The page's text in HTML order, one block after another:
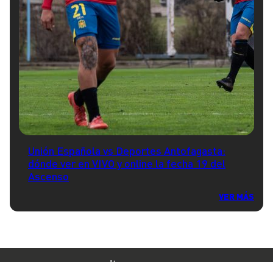
Unión Española vs Deportes Antofagasta:
dónde ver en VIVO y online la fecha 19 del
Ascenso
VER MÁS